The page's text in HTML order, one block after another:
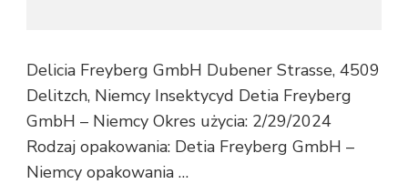
Delicia Freyberg GmbH Dubener Strasse, 4509
Delitzch, Niemcy Insektycyd Detia Freyberg
GmbH – Niemcy Okres użycia: 2/29/2024
Rodzaj opakowania: Detia Freyberg GmbH –
Niemcy opakowania …